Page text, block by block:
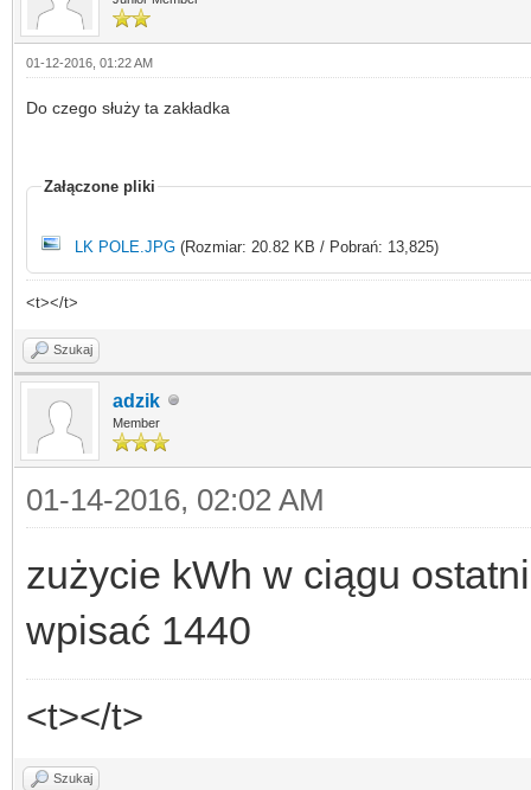
01-12-2016, 01:22 AM
Do czego służy ta zakładka
Załączone pliki
LK POLE.JPG (Rozmiar: 20.82 KB / Pobrań: 13,825)
<t></t>
Szukaj
adzik
Member
01-14-2016, 02:02 AM
zużycie kWh w ciągu
wpisać 1440
<t></t>
Szukaj